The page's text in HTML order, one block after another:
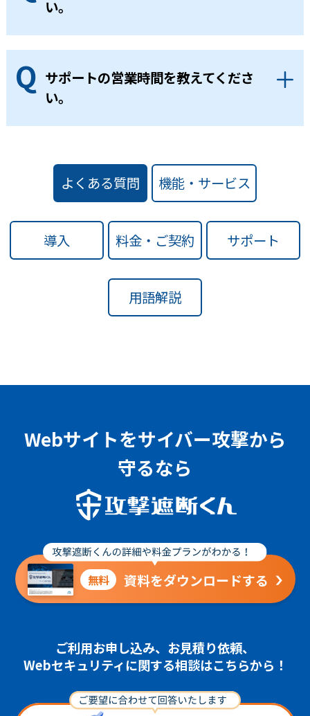
い。
サポートの営業時間を教えてくださ
い。
よくある質問 機能・サービス
導入 料金・ご契約 サポート
用語解説
Webサイトをサイバー攻撃から
守るなら
無料 資料をダウンロードする
ご利用お申し込み、お見積り依頼、
Webセキュリティに関する相談はこちらから！